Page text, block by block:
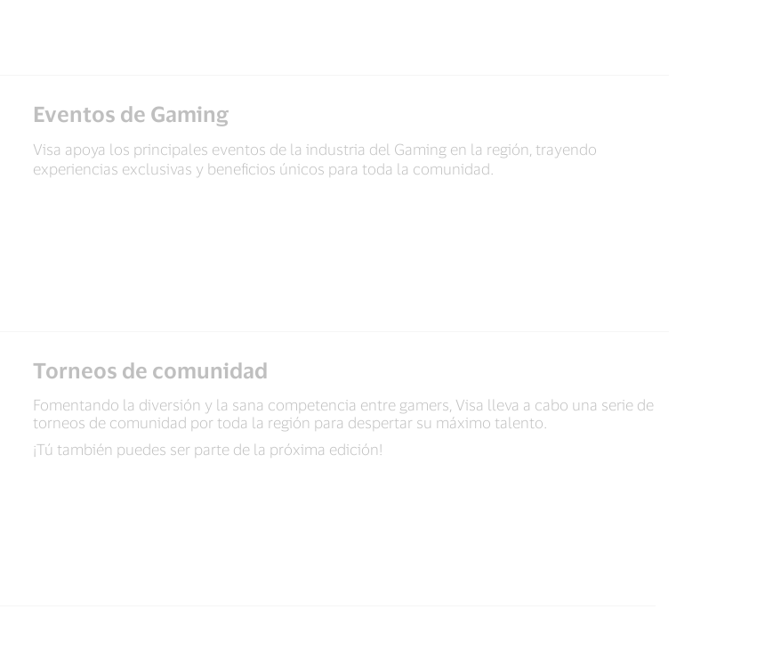
Eventos de Gaming
Visa apoya los principales eventos de la industria del Gaming en la región, trayendo
experiencias exclusivas y beneficios únicos para toda la comunidad.
Torneos de comunidad
Fomentando la diversión y la sana competencia entre gamers, Visa lleva a cabo una serie de
torneos de comunidad por toda la región para despertar su máximo talento.
¡Tú también puedes ser parte de la próxima edición!